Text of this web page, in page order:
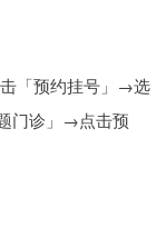
「预约挂号」→选
门诊」→点击预